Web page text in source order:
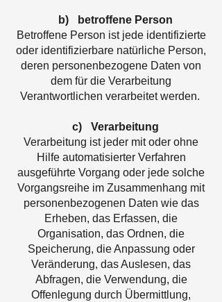
b) betroffene Person
Betroffene Person ist jede identifizierte
oder identifizierbare natürliche Person,
deren personenbezogene Daten von
dem für die Verarbeitung
Verantwortlichen verarbeitet werden.
c) Verarbeitung
Verarbeitung ist jeder mit oder ohne
Hilfe automatisierter Verfahren
ausgeführte Vorgang oder jede solche
Vorgangsreihe im Zusammenhang mit
personenbezogenen Daten wie das
Erheben, das Erfassen, die
Organisation, das Ordnen, die
Speicherung, die Anpassung oder
Veränderung, das Auslesen, das
Abfragen, die Verwendung, die
Offenlegung durch Übermittlung,